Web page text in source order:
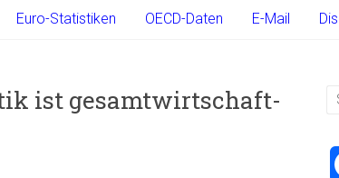
Euro-Statistiken OECD-Daten E-Mail
ist gesamtwirtschaft-